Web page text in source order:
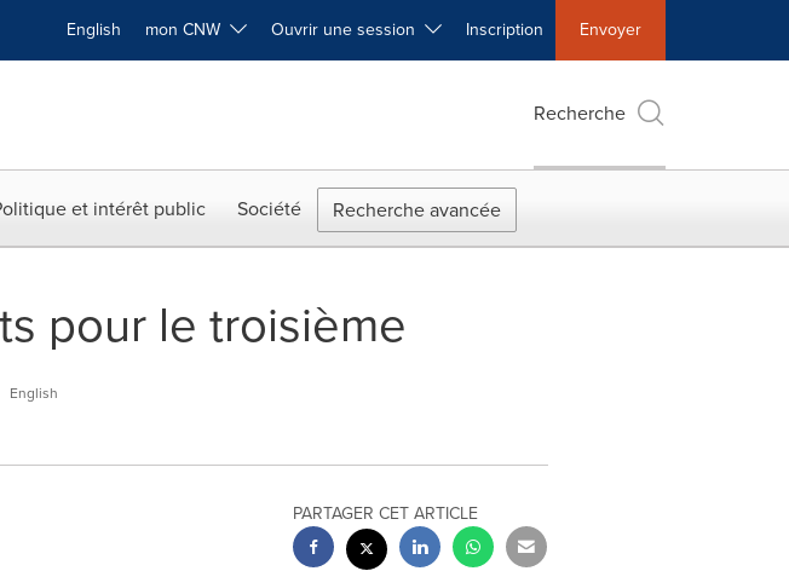
English mon CNW Ouvrir une session Inscription Envoyer
Recherche
et intérêt public Société Recherche avancée
pour le troisième
English
PARTAGER CET ARTICLE